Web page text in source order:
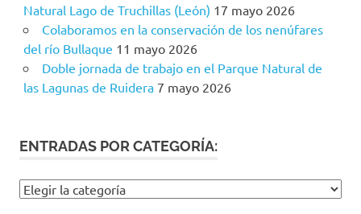
Natural Lago de Truchillas (León) 17 mayo 2026
Colaboramos en la conservación de los nenúfares
del río Bullaque 11 mayo 2026
Doble jornada de trabajo en el Parque Natural de
las Lagunas de Ruidera 7 mayo 2026
ENTRADAS POR CATEGORÍA:
Entradas